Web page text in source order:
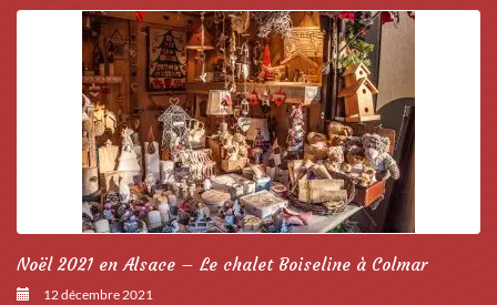
Noël 2021 en Alsace – Le chalet Boiseline à Colmar
12 décembre 2021